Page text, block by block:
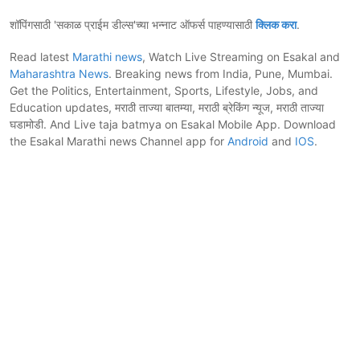
शॉपिंगसाठी 'सकाळ प्राईम डील्स'च्या भन्नाट ऑफर्स पाहण्यासाठीक्लिक करा.
Read latest Marathi news, Watch Live Streaming on Esakal and
Maharashtra News. Breaking news from India, Pune, Mumbai.
Get the Politics, Entertainment, Sports, Lifestyle, Jobs, and
Education updates, मराठी ताज्या बातम्या, मराठी ब्रेकिंग न्यूज, मराठी ताज्या
घडामोडी. And Live taja batmya on Esakal Mobile App. Download
the Esakal Marathi news Channel app for Android and IOS.